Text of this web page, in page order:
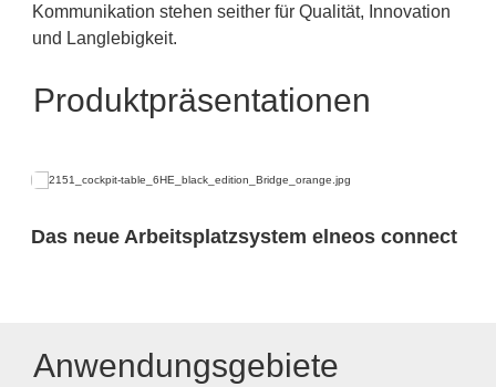
Kommunikation stehen seither für Qualität, Innovation
und Langlebigkeit.
Produktpräsentationen
Das neue Arbeitsplatzsystem elneos connect
Anwendungsgebiete